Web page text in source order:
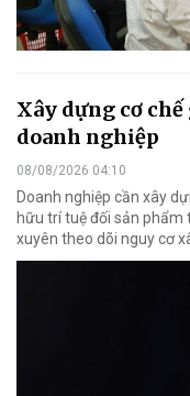
Xây dựng cơ
doanh nghiệp
08/08/2026 04:10
Doanh nghiệp cần xây
hữu trí tuệ đối sản
xuyên theo dõi nguy cơ